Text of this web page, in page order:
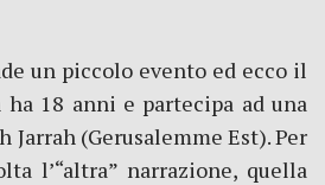
un piccolo evento ed ecco il
ha 18 anni e partecipa ad una
Jarrah (Gerusalemme Est). Per
l’“altra” narrazione, quella